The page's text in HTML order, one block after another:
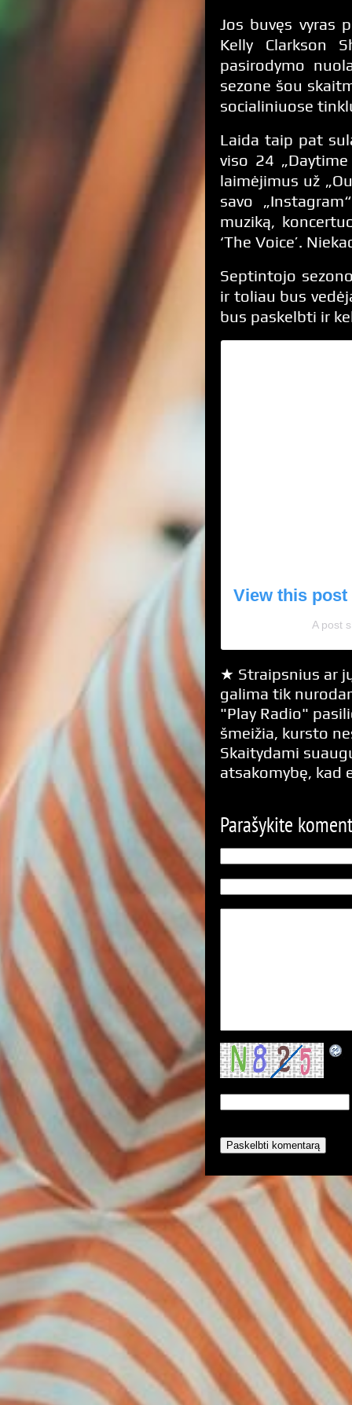
Jos buvęs vyras
Kelly Clarkson
pasirodymo
sezone šou
socialiniuose
Laida taip pat
viso 24
laimėjimus už
savo
muziką,
‘The Voice’.
Septintojo
ir toliau bus
bus paskelbti ir
View this
A post
★ Straipsnius ar
galima tik
"Play Radio"
šmeižia, kursto
Skaitydami
atsakomybę, kad
Parašykite